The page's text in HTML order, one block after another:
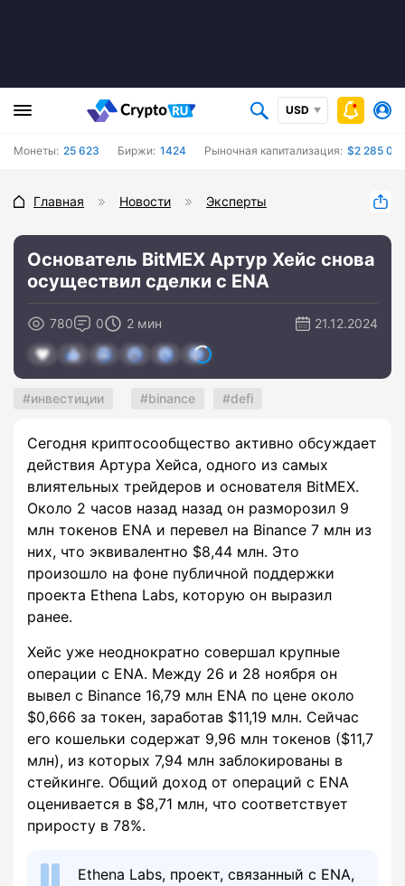
USD
Монеты: 25 623 Биржи: 1424 Рыночная капитализация: $2 285
Главная Новости Эксперты
Основатель BitMEX Артур Хейс снова
осуществил сделки с ENA
780 0 2 мин 21.12.2024
инвестиции binance defi
Сегодня криптосообщество активно обсуждает
действия Артура Хейса, одного из самых
влиятельных трейдеров и основателя BitMEX.
Около 2 часов назад назад он разморозил 9
млн токенов ENA и перевел на Binance 7 млн из
них, что эквивалентно $8,44 млн. Это
произошло на фоне публичной поддержки
проекта Ethena Labs, которую он выразил
ранее.
Хейс уже неоднократно совершал крупные
операции с ENA. Между 26 и 28 ноября он
вывел с Binance 16,79 млн ENA по цене около
$0,666 за токен, заработав $11,19 млн. Сейчас
его кошельки содержат 9,96 млн токенов ($11,7
млн), из которых 7,94 млн заблокированы в
стейкинге. Общий доход от операций с ENA
оценивается в $8,71 млн, что соответствует
приросту в 78%.
Ethena Labs, проект, связанный с ENA,